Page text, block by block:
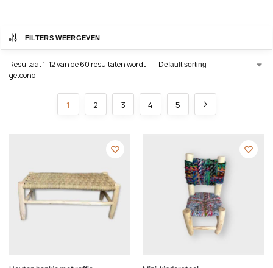
FILTERS WEERGEVEN
Resultaat 1–12 van de 60 resultaten wordt
getoond
1 2 3 4 5